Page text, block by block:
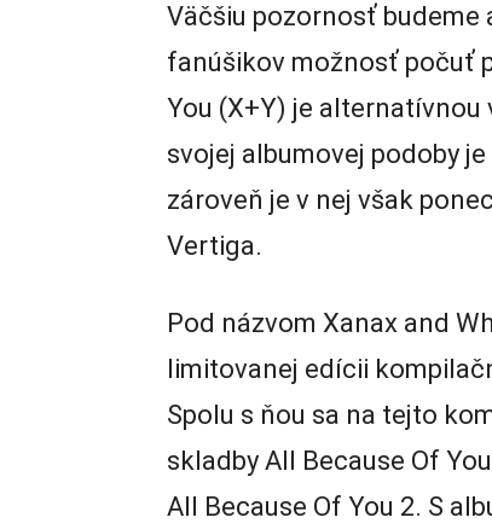
Väčšiu pozornosť budeme
fanúšikov možnosť počuť
You (X+Y) je alternatívnou
svojej albumovej podoby
zároveň je v nej však
Vertiga.
Pod názvom Xanax and
limitovanej edícii
Spolu s ňou sa na tejto
skladby All Because Of
All Because Of You 2. S